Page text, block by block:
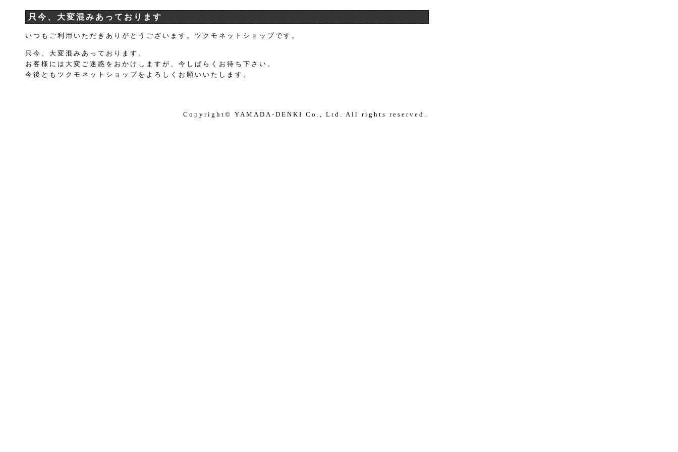
只今、大変混みあっております
いつもご利用いただきありがとうございます。ツクモネットショップです。
只今、大変混みあっております。
お客様には大変ご迷惑をおかけしますが、今しばらくお待ち下さい。
今後ともツクモネットショップをよろしくお願いいたします。
Copyright© YAMADA-DENKI Co., Ltd. All rights reserved.